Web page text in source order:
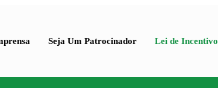
Seja Um Patrocinador Lei de Incentivo